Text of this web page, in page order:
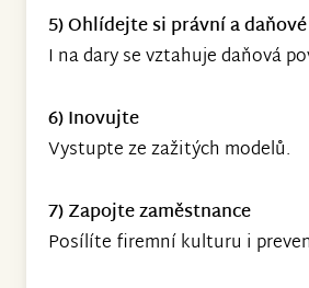
5) Ohlídejte si právní a
I na dary se vztahuje daňová
6) Inovujte
Vystupte ze zažitých modelů.
7) Zapojte zaměstnance
Posílíte firemní kulturu i